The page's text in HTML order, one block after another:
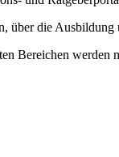
über die
Bereichen